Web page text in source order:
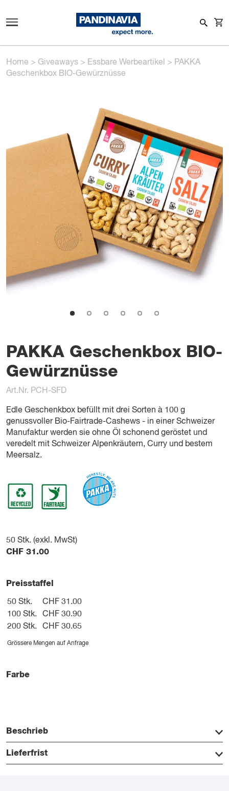
Home > Giveaways > Essbare Werbeartikel > PAKKA
Geschenkbox BIO-Gewürznüsse
PAKKA Geschenkbox BIO-
Gewürznüsse
Art.Nr. PCH-SFD
Edle Geschenkbox befüllt mit drei Sorten à 100 g
genussvoller Bio-Fairtrade-Cashews - in einer Schweizer
Manufaktur werden sie ohne Öl schonend geröstet und
veredelt mit Schweizer Alpenkräutern, Curry und bestem
Meersalz.
50 Stk. (exkl. MwSt)
CHF 31.00
Preisstaffel
50 Stk.
CHF 31.00
100 Stk.
CHF 30.90
200 Stk.
CHF 30.65
Grössere Mengen auf Anfrage
Farbe
Beschrieb
Lieferfrist